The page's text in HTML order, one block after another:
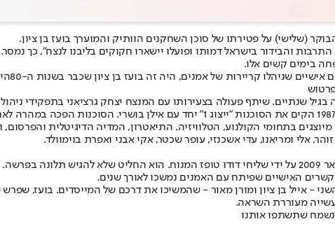
והבידור בישראל דמותו ופועלו יישארו חקוקים בליבנו לנצח", כך נמסר.
בימים קשים אלו.
אישיים שניהלו קריירות של אמנים, היה זה בועז בן ציון שכבר בשנות ה-80
בתחומי הקולנוע, הטלוויזיה, התיאטרון, המדיה הדיגיטלית
אלי ומריאנו, עדי אשכנזי, עופר שכטר, אקי אבני ואפרת בוימוולד.
האישיים שפיתח עם האמנים נמשכו לאורך שנים.
הדור השני - אייל בן ציון ומורן מאור - שהמשיכו את דרכם של המייסדים.
מעוררת השראה.
שתשתפו אותנו